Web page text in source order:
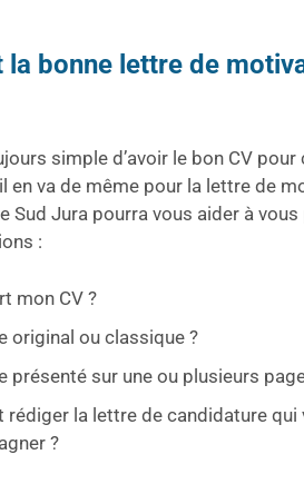
la bonne lettre de
simple d’avoir le bon CV
en va de même pour la lettre de
Sud Jura pourra vous aider à
:
mon CV ?
original ou classique ?
présenté sur une ou plusieurs
rédiger la lettre de candidature qui
?